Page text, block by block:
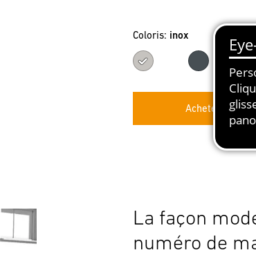
Coloris: inox
inox
Acheter en
La façon
numéro de